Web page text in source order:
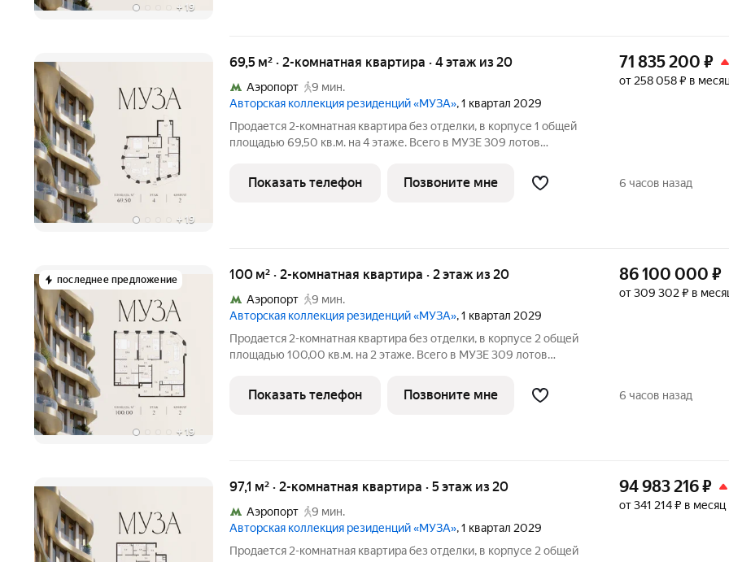
+ 19
+ 19
69,5 м² · 2-комнатная квартира · 4 этаж из 20
Аэропорт
9 мин.
Авторская коллекция резиденций «МУЗА», 1 квартал 2029
Продается 2-комнатная квартира без отделки, в корпусе 1 общей
площадью 69,50 кв.м. на 4 этаже. Всего в МУЗЕ 309 лотов
Высота потолков от 3,5 до 4,65 м. Эксклюзивные форматы:
Пентхаусы
71 835 200 ₽
от 258 058 ₽ в
Показать телефон Позвоните мне 6 часов назад
последнее предложение
+ 19
100 м² · 2-комнатная квартира · 2 этаж из 20
Аэропорт
9 мин.
Авторская коллекция резиденций «МУЗА», 1 квартал 2029
Продается 2-комнатная квартира без отделки, в корпусе 2 общей
площадью 100,00 кв.м. на 2 этаже. Всего в МУЗЕ 309 лотов
Высота потолков от 3,5 до 4,65 м. Эксклюзивные форматы:
Пентхаусы
86 100 000 ₽
от 309 302 ₽ в
Показать телефон Позвоните мне 6 часов назад
97,1 м² · 2-комнатная квартира · 5 этаж из 20
Аэропорт
9 мин.
Авторская коллекция резиденций «МУЗА», 1 квартал 2029
Продается 2-комнатная квартира без отделки, в корпусе 2 общей
94 983 216₽
от 341 214 ₽ в месяц